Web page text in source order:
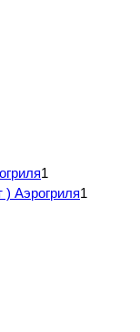
1
) Аэрогриля1